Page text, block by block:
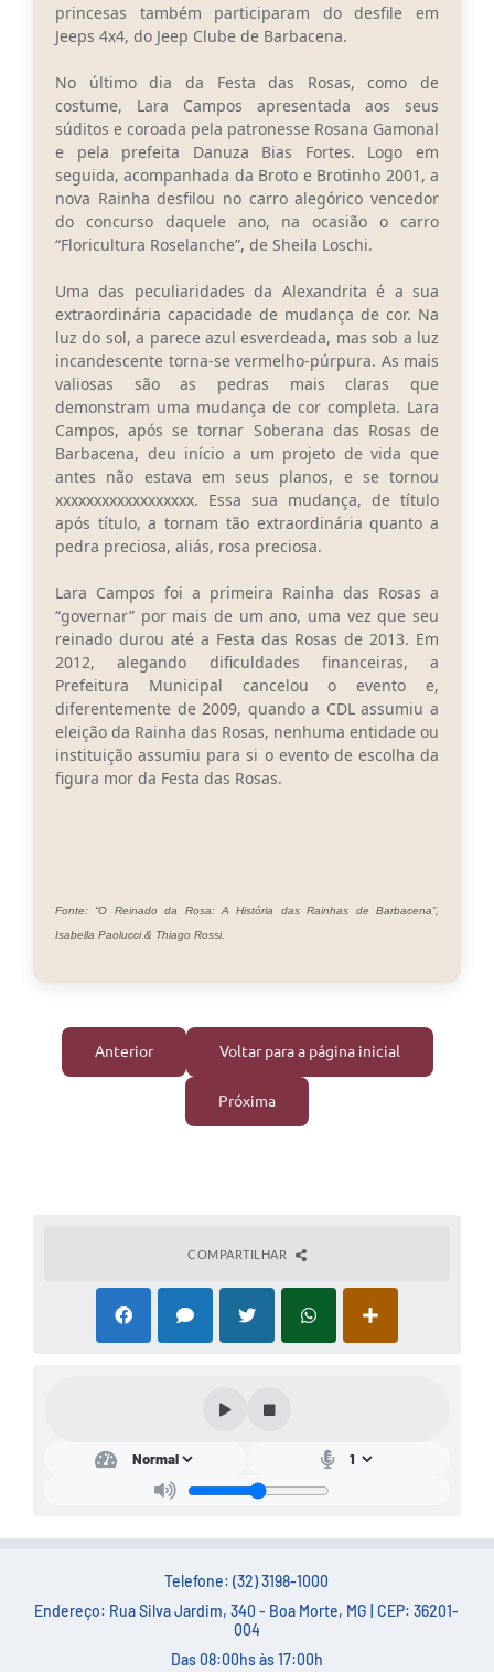
princesas também participaram do desfile em
Jeeps 4x4, do Jeep Clube de Barbacena.
No último dia da Festa das Rosas, como de
costume, Lara Campos apresentada aos seus
súditos e coroada pela patronesse Rosana Gamonal
e pela prefeita Danuza Bias Fortes. Logo em
seguida, acompanhada da Broto e Brotinho 2001, a
nova Rainha desfilou no carro alegórico vencedor
do concurso daquele ano, na ocasião o carro
“Floricultura Roselanche”, de Sheila Loschi.
Uma das peculiaridades da Alexandrita é a sua
extraordinária capacidade de mudança de cor. Na
luz do sol, a parece azul esverdeada, mas sob a luz
incandescente torna-se vermelho-púrpura. As mais
valiosas são as pedras mais claras que
demonstram uma mudança de cor completa. Lara
Campos, após se tornar Soberana das Rosas de
Barbacena, deu início a um projeto de vida que
antes não estava em seus planos, e se tornou
xxxxxxxxxxxxxxxxxx. Essa sua mudança, de título
após título, a tornam tão extraordinária quanto a
pedra preciosa, aliás, rosa preciosa.
Lara Campos foi a primeira Rainha das Rosas a
“governar” por mais de um ano, uma vez que seu
reinado durou até a Festa das Rosas de 2013. Em
2012, alegando dificuldades financeiras, a
Prefeitura Municipal cancelou o evento e,
diferentemente de 2009, quando a CDL assumiu a
eleição da Rainha das Rosas, nenhuma entidade ou
instituição assumiu para si o evento de escolha da
figura mor da Festa das Rosas.
Fonte: “O Reinado da Rosa: A História das Rainhas de Barbacena”,
Isabella Paolucci & Thiago Rossi.
Anterior Voltar para a página inicial
Próxima
COMPARTILHAR
Telefone: (32) 3198-1000
Endereço: Rua Silva Jardim, 340 - Boa Morte, MG | CEP: 36201-
004
Das 08:00hs às 17:00h